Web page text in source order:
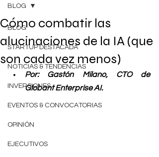
BLOG
STARTUP DESTACADA
NOTICIAS & TENDENCIAS
INVERSIONES
EVENTOS & CONVOCATORIAS
OPINIÓN
EJECUTIVOS
BLOG
Cómo combatir las
alucinaciones de la IA (que
son cada vez menos)
Por: Gastón Milano, CTO de
Globant Enterprise AI.